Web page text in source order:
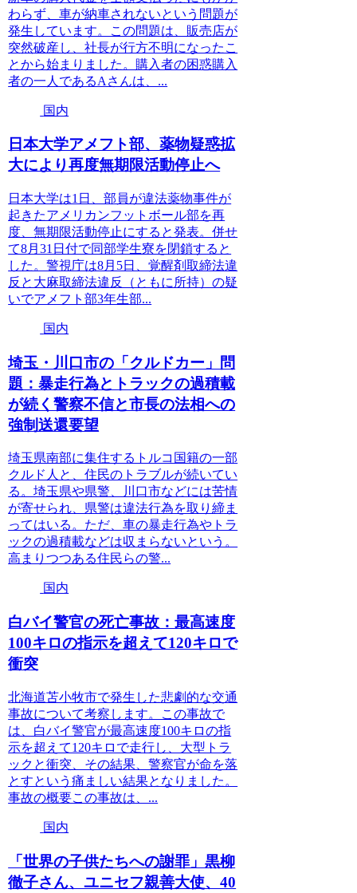
わらず、車が納車されないという問題が
発生しています。この問題は、販売店が
突然破産し、社長が行方不明になったこ
とから始まりました。購入者の困惑購入
者の一人であるAさんは、...
国内
日本大学アメフト部、薬物疑惑拡
大により再度無期限活動停止へ
日本大学は1日、部員が違法薬物事件が
起きたアメリカンフットボール部を再
度、無期限活動停止にすると発表。併せ
て8月31日付で同部学生寮を閉鎖すると
した。警視庁は8月5日、覚醒剤取締法違
反と大麻取締法違反（ともに所持）の疑
いでアメフト部3年生部...
国内
埼玉・川口市の「クルドカー」問
題：暴走行為とトラックの過積載
が続く警察不信と市長の法相への
強制送還要望
埼玉県南部に集住するトルコ国籍の一部
クルド人と、住民のトラブルが続いてい
る。埼玉県や県警、川口市などには苦情
が寄せられ、県警は違法行為を取り締ま
ってはいる。ただ、車の暴走行為やトラ
ックの過積載などは収まらないという。
高まりつつある住民らの警...
国内
白バイ警官の死亡事故：最高速度
100キロの指示を超えて120キロで
衝突
北海道苫小牧市で発生した悲劇的な交通
事故について考察します。この事故で
は、白バイ警官が最高速度100キロの指
示を超えて120キロで走行し、大型トラ
ックと衝突、その結果、警察官が命を落
とすという痛ましい結果となりました。
事故の概要この事故は、...
国内
「世界の子供たちへの謝罪」黒柳
徹子さん、ユニセフ親善大使、40